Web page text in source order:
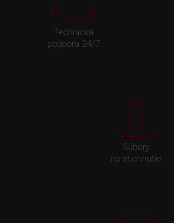
Technická
podpora 24/7
Súbory
na stiahnutie